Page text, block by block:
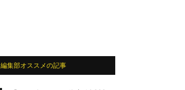
編集部オススメの記事